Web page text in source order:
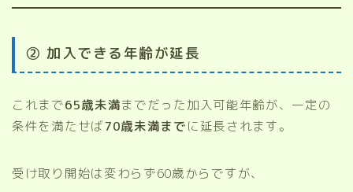
② 加入できる年齢が延長
これまで65歳未満までだった加入可能年齢が、一定の
条件を満たせば70歳未満までに延長されます。
受け取り開始は変わらず60歳からですが、